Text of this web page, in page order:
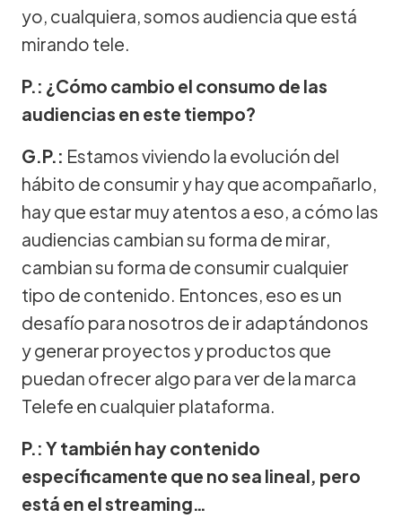
yo, cualquiera, somos audiencia que está
mirando tele.
P.: ¿Cómo cambio el consumo de las
audiencias en este tiempo?
G.P.: Estamos viviendo la evolución del
hábito de consumir y hay que acompañarlo,
hay que estar muy atentos a eso, a cómo las
audiencias cambian su forma de mirar,
cambian su forma de consumir cualquier
tipo de contenido. Entonces, eso es un
desafío para nosotros de ir adaptándonos
y generar proyectos y productos que
puedan ofrecer algo para ver de la marca
Telefe en cualquier plataforma.
P.: Y también hay contenido
específicamente que no sea lineal, pero
está en el streaming…